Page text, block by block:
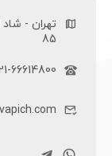
85
| 09122643594